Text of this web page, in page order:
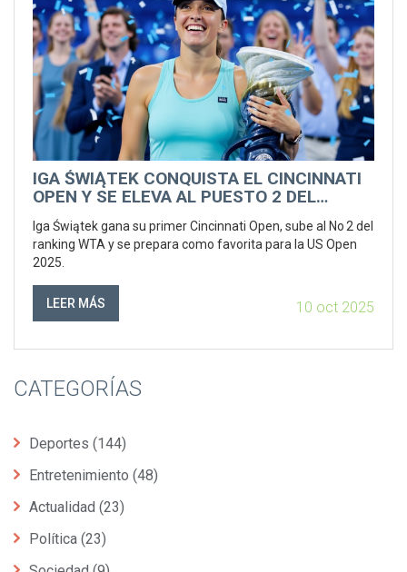
IGA ŚWIĄTEK CONQUISTA EL CINCINNATI
OPEN Y SE ELEVA AL PUESTO 2 DEL
RANKING
Iga Świątek gana su primer Cincinnati Open, sube al No 2 del
ranking WTA y se prepara como favorita para la US Open
2025.
LEER MÁS 10 oct 2025
CATEGORÍAS
Deportes (144)
Entretenimiento (48)
Actualidad (23)
Política (23)